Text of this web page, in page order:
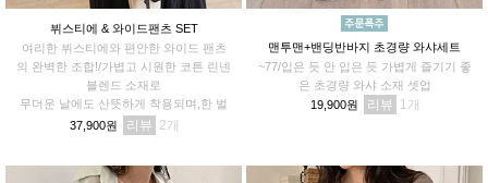
뷔스티에 & 와이드팬츠 SET
여리한 뷔스티에와 편안한 와이드 팬츠
의 완벽한 조합!/가볍고 시원한 코튼 린넨
블렌드 소재로
무더운 날에도 산뜻하게 착용되며,한 벌
만으로 꾸민 듯 멋스러운 스타일을 연출
37,900원 리뷰 2
맨투맨+밴딩반바지 초경량 와샤세트
~77/입은 듯 안 입은 듯 가볍게 즐기기 좋
은 초경량 와샤 소재 셋업
19,900원
리뷰 1